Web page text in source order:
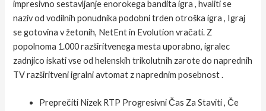
impresivno sestavljanje enorokega bandita igra , hvaliti se
naziv od vodilnih ponudnika podobni trden otroška igra , Igraj
se gotovina v žetonih, NetEnt in Evolution vračati. Z
popolnoma 1.000 razširitvenega mesta uporabno, igralec
zadnjico iskati vse od helenskih trikolutnih zarote do naprednih
TV razširitveni igralni avtomat z naprednim posebnost .
Preprečiti Nizek RTP Progresivni Čas Za Staviti , Če